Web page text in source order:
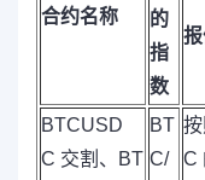
合约名称
的
指
数
BTCUSD
C 交割、BT
BT
C/
C